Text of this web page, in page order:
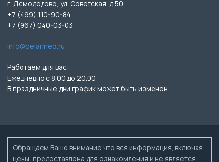
г. Домодедово, ул. Советская, д.50
+7 (499) 110-90-84
+7 (967) 040-03-03
info@belarmed.ru
Работаем для вас:
Ежедневно с 8.00 до 20.00
В праздничные дни график может быть изменен.
Обращаем Ваше внимание что вся информация, включая
цены, предоставлена для ознакомления и не является